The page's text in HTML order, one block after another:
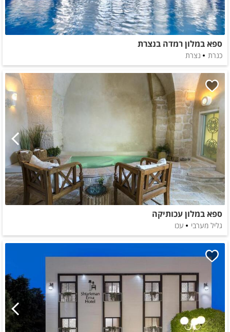
ספא במלון רמדה בנצרת
כנרת נצרת
ספא במלון עכותיקה
גליל מערבי עכו